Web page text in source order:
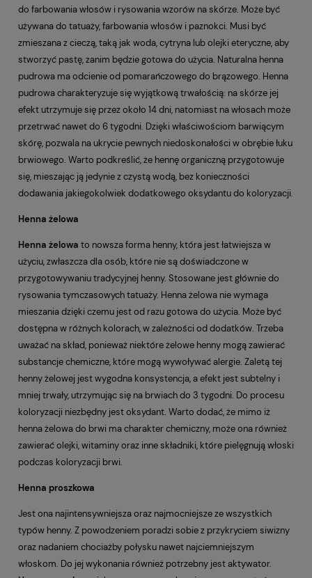
do farbowania włosów i rysowania wzorów na skórze. Może być
używana do tatuaży, farbowania włosów i paznokci. Musi być
zmieszana z cieczą, taką jak woda, cytryna lub olejki eteryczne, aby
stworzyć pastę, zanim będzie gotowa do użycia. Naturalna henna
pudrowa ma odcienie od pomarańczowego do brązowego. Henna
pudrowa charakteryzuje się wyjątkową trwałością: na skórze jej
efekt utrzymuje się przez około 14 dni, natomiast na włosach może
przetrwać nawet do 6 tygodni. Dzięki właściwościom barwiącym
skórę, pozwala na ukrycie pewnych niedoskonałości w obrębie łuku
brwiowego. Warto podkreślić, że hennę organiczną przygotowuje
się, mieszając ją jedynie z czystą wodą, bez konieczności
dodawania jakiegokolwiek dodatkowego oksydantu do koloryzacji.
Henna żelowa
Henna żelowa to nowsza forma henny, która jest łatwiejsza w
użyciu, zwłaszcza dla osób, które nie są doświadczone w
przygotowywaniu tradycyjnej henny. Stosowane jest głównie do
rysowania tymczasowych tatuaży. Henna żelowa nie wymaga
mieszania dzięki czemu jest od razu gotowa do użycia. Może być
dostępna w różnych kolorach, w zależności od dodatków. Trzeba
uważać na skład, ponieważ niektóre żelowe henny mogą zawierać
substancje chemiczne, które mogą wywoływać alergie. Zaletą tej
henny żelowej jest wygodna konsystencja, a efekt jest subtelny i
mniej trwały, utrzymując się na brwiach do 3 tygodni. Do procesu
koloryzacji niezbędny jest oksydant. Warto dodać, że mimo iż
henna żelowa do brwi ma charakter chemiczny, może ona również
zawierać olejki, witaminy oraz inne składniki, które pielęgnują włoski
podczas koloryzacji brwi.
Henna proszkowa
Jest ona najintensywniejsza oraz najmocniejsze ze wszystkich
typów henny. Z powodzeniem poradzi sobie z przykryciem siwizny
oraz nadaniem chociażby połysku nawet najciemniejszym
włoskom. Do jej wykonania również potrzebny jest aktywator.